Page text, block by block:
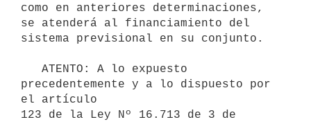
como en anteriores determinaciones,
se atenderá al financiamiento del
sistema previsional en su conjunto.
precedentemente y a lo dispuesto por
el artículo
123 de la Ley Nº 16.713 de 3 de